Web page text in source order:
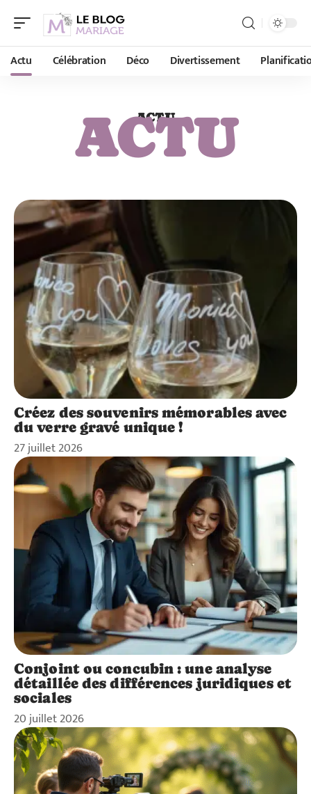
Actu Célébration Déco Divertissement
ACTU
ACTU
Créez des souvenirs mémorables avec
du verre gravé unique !
27 juillet 2026
Conjoint ou concubin : une analyse
détaillée des différences juridiques et
sociales
20 juillet 2026